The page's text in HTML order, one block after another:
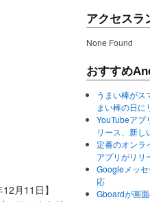
月11日】
アクセスラ
None Found
おすすめ
うまい棒がス
まい棒の日に
YouTubeアプ
リース、新し
定番のオンラ
アプリがリリ
Googleメッ
応
Gboardが画